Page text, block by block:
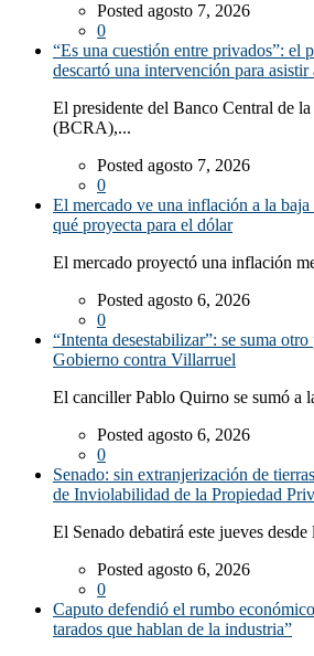
Posted agosto 7, 2026
0
“Es una cuestión entre privados”: el
descartó una intervención para asistir
El presidente del Banco Central de
(BCRA),...
Posted agosto 7, 2026
0
El mercado ve una inflación a la baja
qué proyecta para el dólar
El mercado proyectó una inflación
Posted agosto 6, 2026
0
“Intenta desestabilizar”: se suma
Gobierno contra Villarruel
El canciller Pablo Quirno se sumó a
Posted agosto 6, 2026
0
Senado: sin extranjerización de
de Inviolabilidad de la Propiedad
El Senado debatirá este jueves desde
Posted agosto 6, 2026
0
Caputo defendió el rumbo
tarados que hablan de la industria”